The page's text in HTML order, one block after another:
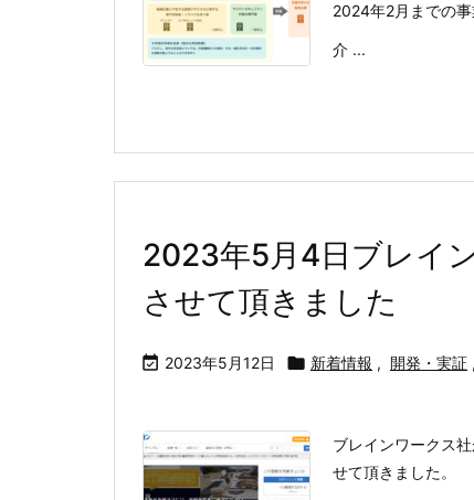
2024年2月までの事
介 ...
2023年5月4日ブレイ
させて頂きました
 2023年5月12日  新着情報 , 開発・実証 ,
ブレインワークス
せて頂きました。